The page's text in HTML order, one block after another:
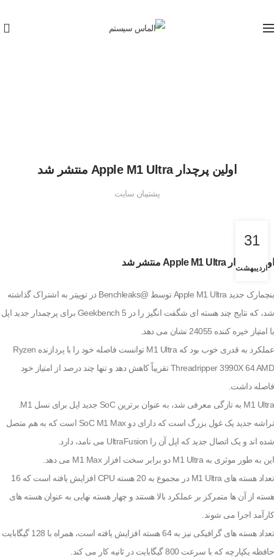
اولین پرچدار Apple M1 Ultra منتشر شد
پشتیبان سایت
31
اردیبهشت
اولین پرچدار Apple M1 Ultra منتشر شد
بنچمارک جدید Apple M1 Ultra توسط @Benchleaks در توییتر به اشتراک گذاشته
شد، که نتایج چند هسته ای شگفت انگیز را در Geekbench 5 برای پرچمدار جدید اپل
با امتیاز خیره کننده 24055 نشان می دهد.
عملکرد به قدری خوب بود که M1 Ultra توانست فاصله خود را با پردازنده Ryzen
Threadripper 3990X 64 AMD تقریباً کاهش دهد و تنها چند درصد از امتیاز خود
فاصله داشت.
M1 Ultra به تازگی معرفی شد، به عنوان برترین SoC جدید اپل برای نسل M1.
تراشه جدید یک غول بزرگ است که دارای دو SoC M1 Max است که به هم متصل
شده اند و یک اتصال جدید که اپل آن را UltraFusion می نامد، دارد.
این به طور موثری به M1 Ultra دو برابر سخت افزار M1 Max می دهد.
تعداد هسته های M1 Ultra در مجموع به 20 هسته CPU افزایش یافته است که 16
هسته از آن ها متمرکز بر عملکرد بالا هستند و چهار هسته نهایی به عنوان هسته های
کارآمد اجرا می شوند.
تعداد هسته های گرافیکی نیز به 64 هسته افزایش یافته است، همراه با 128 گیگابایت
حافظه یکپارچه که با سرعت 800 گیگابایت در ثانیه کار می کند.